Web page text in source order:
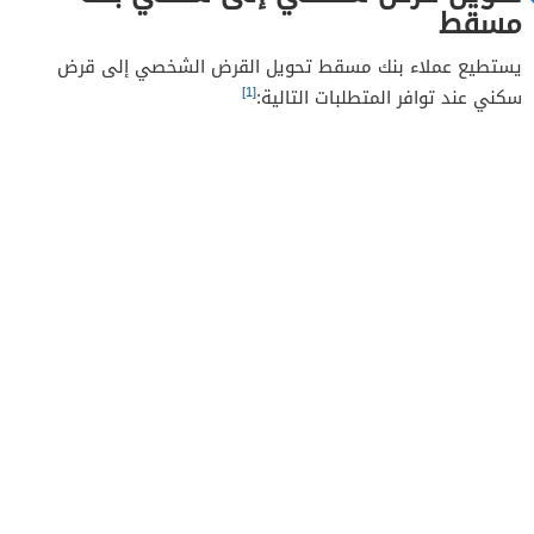
مسقط
يستطيع عملاء بنك مسقط تحويل القرض الشخصي إلى قرض
سكني عند توافر المتطلبات التالية:[1]